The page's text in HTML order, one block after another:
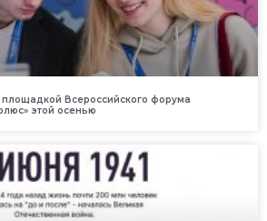
площадкой Всероссийского форума
этой осенью